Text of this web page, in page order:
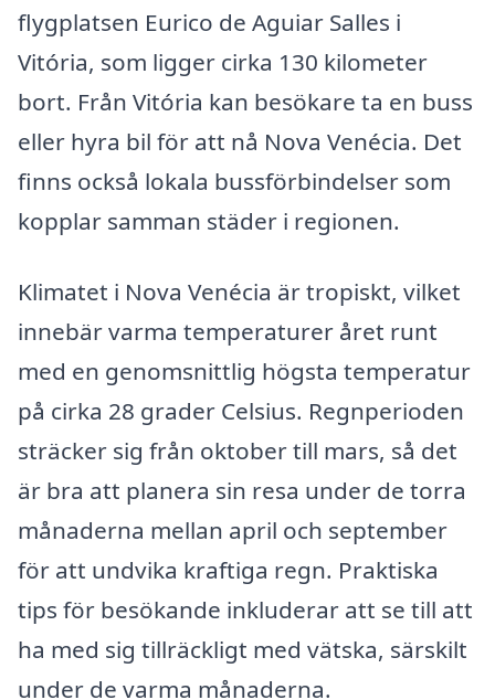
flygplatsen Eurico de Aguiar Salles i
Vitória, som ligger cirka 130 kilometer
bort. Från Vitória kan besökare ta en buss
eller hyra bil för att nå Nova Venécia. Det
finns också lokala bussförbindelser som
kopplar samman städer i regionen.
Klimatet i Nova Venécia är tropiskt, vilket
innebär varma temperaturer året runt
med en genomsnittlig högsta temperatur
på cirka 28 grader Celsius. Regnperioden
sträcker sig från oktober till mars, så det
är bra att planera sin resa under de torra
månaderna mellan april och september
för att undvika kraftiga regn. Praktiska
tips för besökande inkluderar att se till att
ha med sig tillräckligt med vätska, särskilt
under de varma månaderna.